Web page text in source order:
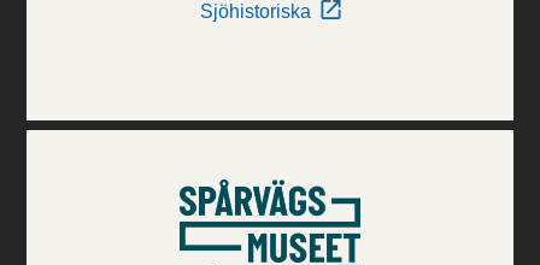
Sjöhistoriska